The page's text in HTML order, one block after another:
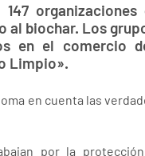
biochar. Los
en el comercio
Limpio».
en cuenta las
por la